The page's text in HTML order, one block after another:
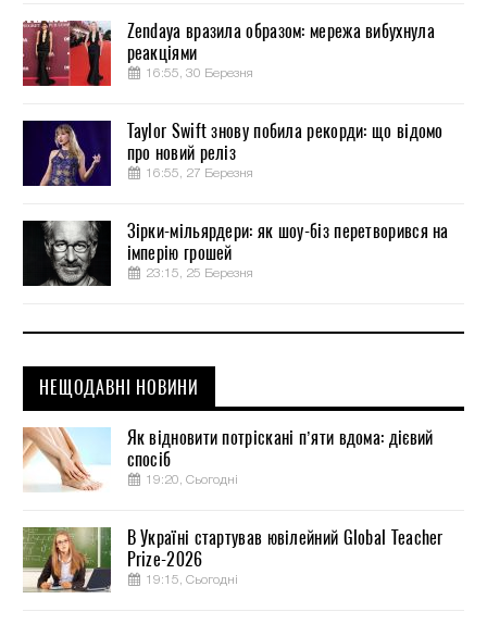
Zendaya вразила образом: мережа вибухнула
реакціями
16:55, 30 Березня
Taylor Swift знову побила рекорди: що відомо
про новий реліз
16:55, 27 Березня
Зірки-мільярдери: як шоу-біз перетворився на
імперію грошей
23:15, 25 Березня
НЕЩОДАВНІ НОВИНИ
Як відновити потріскані п’яти вдома: дієвий
спосіб
19:20, Сьогодні
В Україні стартував ювілейний Global Teacher
Prize-2026
19:15, Сьогодні